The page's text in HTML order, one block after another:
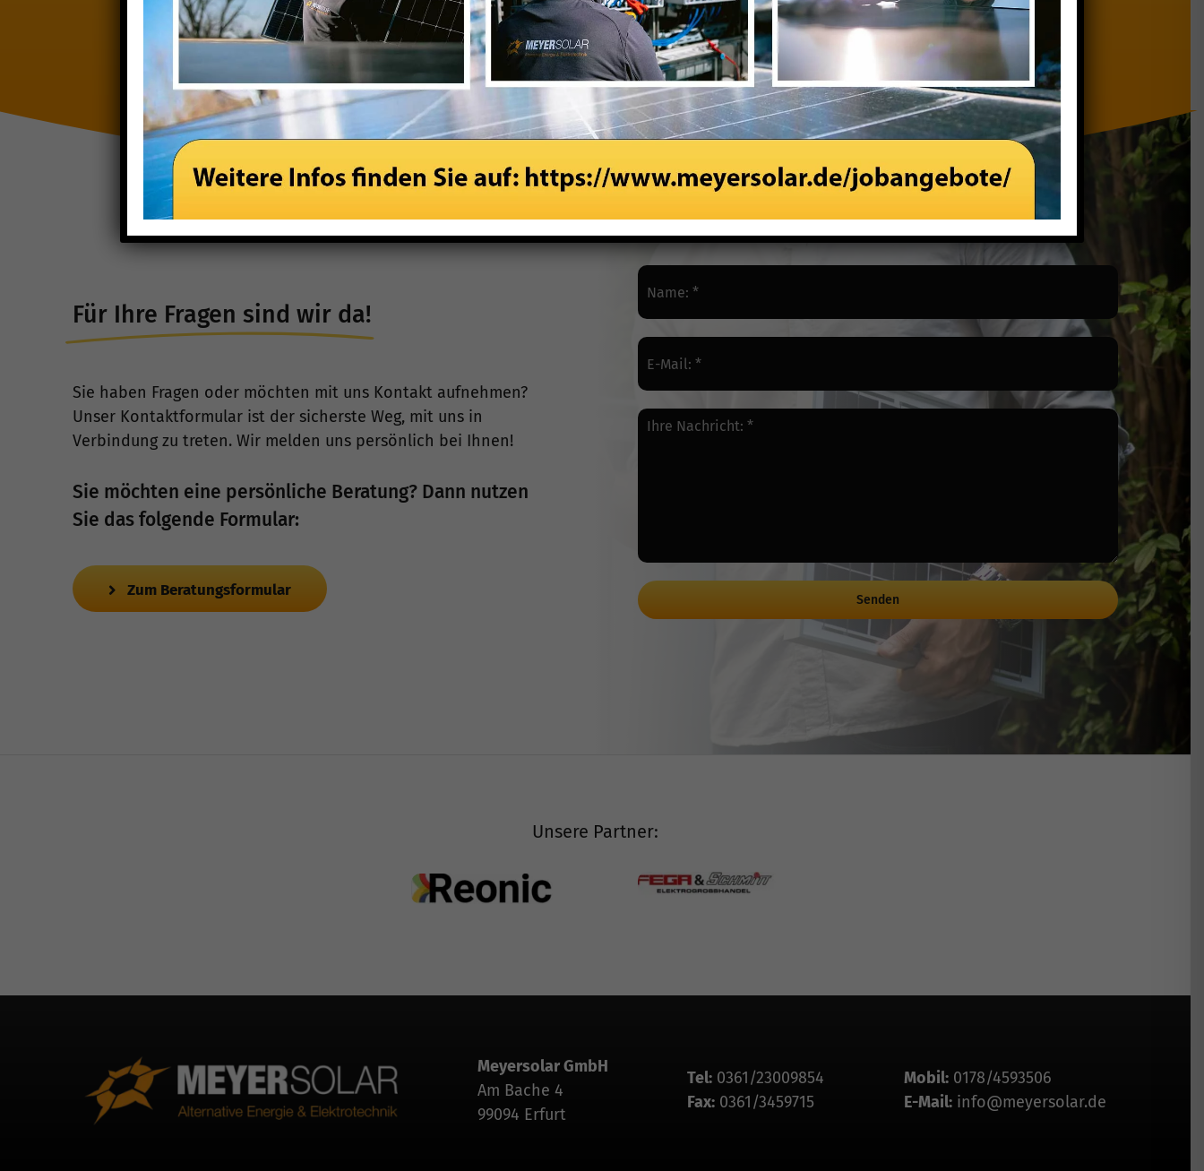
Zur Blitzbewerbung
Für Ihre Fragen sind wir da!
Sie haben Fragen oder möchten mit uns Kontakt aufnehmen?
Unser Kontaktformular ist der sicherste Weg, mit uns in
Verbindung zu treten. Wir melden uns persönlich bei Ihnen!
Sie möchten eine persönliche Beratung? Dann nutzen
Sie das folgende Formular:
Zum Beratungsformular
Senden
Unsere Partner:
Meyersolar GmbH
Am Bache 4
99094 Erfurt
Tel: 0361/23009854
Fax: 0361/3459715
Mobil: 0178/4593506
E-Mail: info@meyersolar.de